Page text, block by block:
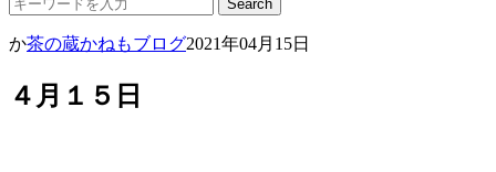
か茶の蔵かねもブログ2021年04月15日
４月１５日